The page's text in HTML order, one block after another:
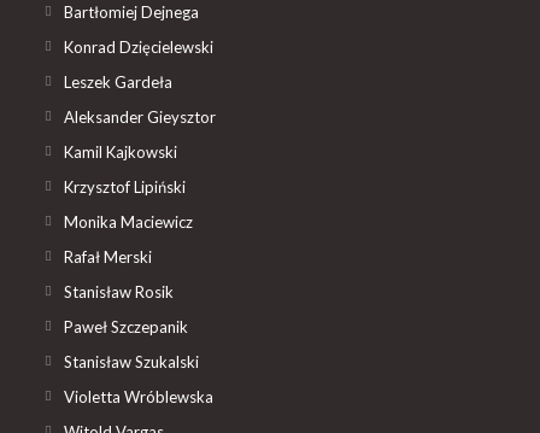
Bartłomiej Dejnega
Konrad Dzięcielewski
Leszek Gardeła
Aleksander Gieysztor
Kamil Kajkowski
Krzysztof Lipiński
Monika Maciewicz
Rafał Merski
Stanisław Rosik
Paweł Szczepanik
Stanisław Szukalski
Violetta Wróblewska